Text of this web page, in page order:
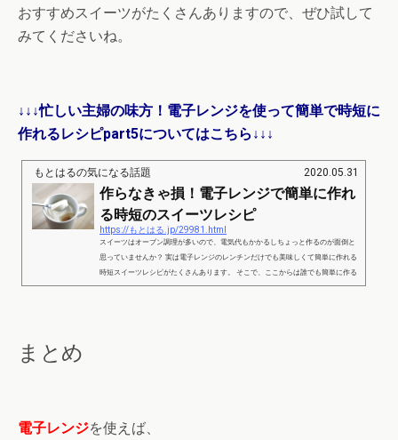
おすすめスイーツがたくさんありますので、ぜひ試して
みてくださいね。
↓↓↓忙しい主婦の味方！電子レンジを使って簡単で時短に
作れるレシピpart5についてはこちら↓↓↓
もとはるの気になる話題 2020.05.31
作らなきゃ損！電子レンジで簡単に作れ
る時短のスイーツレシピ
https://もとはる.jp/29981.html
スイーツはオーブン調理が多いので、電気代もかかるしちょっと作るのが面倒と
思っていませんか？ 実は電子レンジのレンチンだけでも美味しくて簡単に作れる
時短スイーツレシピがたくさんあります。 そこで、ここからは誰でも簡単に作る
ことが出来る電子レンジの時短スイーツレシピをまとめてみました。 作らなきゃ
まとめ
電子レンジを使えば、